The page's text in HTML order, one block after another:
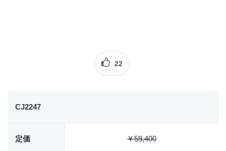
22
CJ2247
定価 ￥59,400